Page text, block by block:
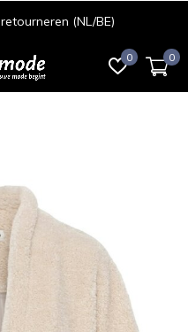
0 0
(NL/BE)